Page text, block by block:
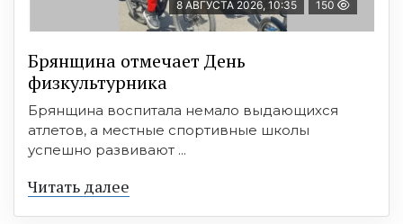
8 АВГУСТА 2026, 10:35 150
Брянщина отмечает День
физкультурника
Брянщина воспитала немало выдающихся
атлетов, а местные спортивные школы
успешно развивают ...
Читать далее